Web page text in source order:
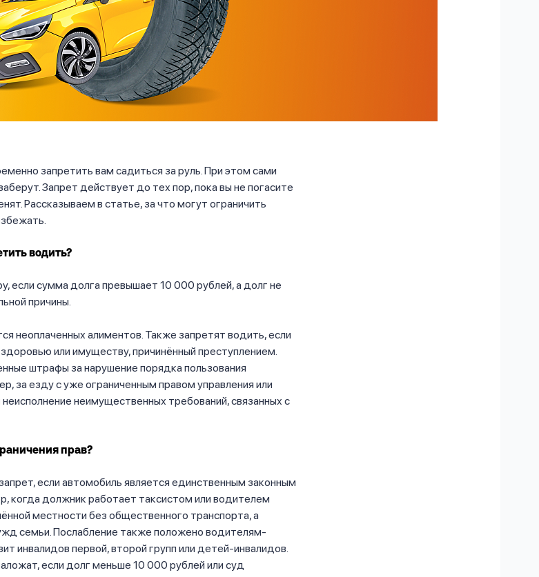
запретить вам садиться за руль. При этом сами
Запрет действует до тех пор, пока вы не погасите
Рассказываем в статье, за что могут ограничить
водить?
если сумма долга превышает 10 000 рублей, а долг не
причины.
неоплаченных алиментов. Также запретят водить, если
или имуществу, причинённый преступлением.
штрафы за нарушение порядка пользования
за езду с уже ограниченным правом управления или
неимущественных требований, связанных с
прав?
если автомобиль является единственным законным
когда должник работает таксистом или водителем
местности без общественного транспорта, а
семьи. Послабление также положено водителям-
инвалидов первой, второй групп или детей-инвалидов.
если долг меньше 10 000 рублей или суд